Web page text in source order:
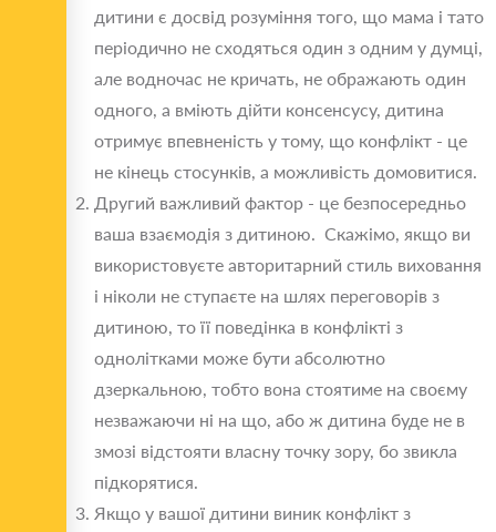
дитини є досвід розуміння того, що мама і тато
періодично не сходяться один з одним у думці,
але водночас не кричать, не ображають один
одного, а вміють дійти консенсусу, дитина
отримує впевненість у тому, що конфлікт - це
не кінець стосунків, а можливість домовитися.
Другий важливий фактор - це безпосередньо
ваша взаємодія з дитиною. Скажімо, якщо ви
використовуєте авторитарний стиль виховання
і ніколи не ступаєте на шлях переговорів з
дитиною, то її поведінка в конфлікті з
однолітками може бути абсолютно
дзеркальною, тобто вона стоятиме на своєму
незважаючи ні на що, або ж дитина буде не в
змозі відстояти власну точку зору, бо звикла
підкорятися.
Якщо у вашої дитини виник конфлікт з